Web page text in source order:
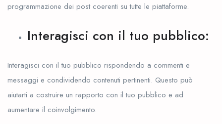
programmazione dei post coerenti su tutte le piattaforme.
Interagisci con il tuo pubblico:
Interagisci con il tuo pubblico rispondendo a commenti e
messaggi e condividendo contenuti pertinenti. Questo può
aiutarti a costruire un rapporto con il tuo pubblico e ad
aumentare il coinvolgimento.